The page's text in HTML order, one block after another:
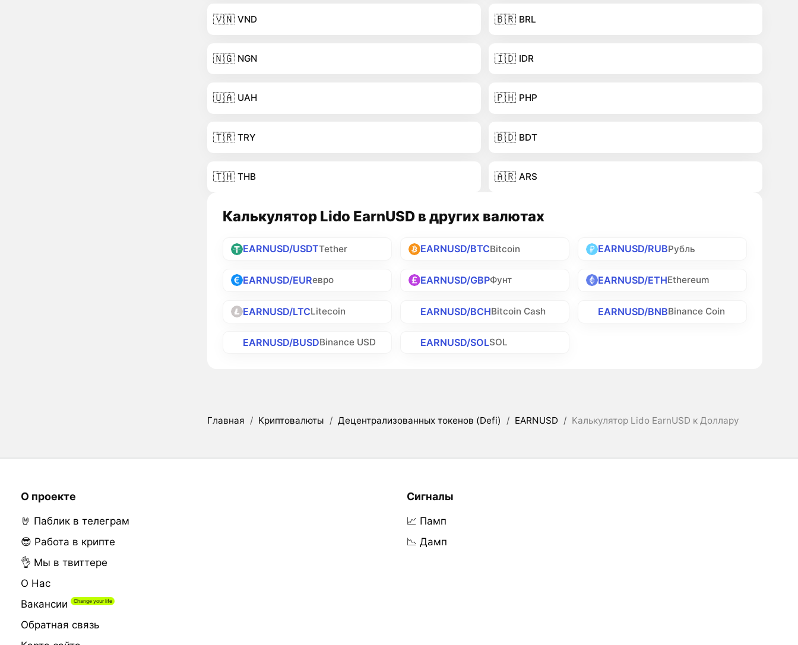
🇻🇳 VND 🇧🇷 BRL
🇳🇬 NGN 🇮🇩 IDR
🇺🇦 UAH 🇵🇭 PHP
🇹🇷 TRY 🇧🇩 BDT
🇹🇭 THB 🇦🇷 ARS
Калькулятор Lido EarnUSD в других валютах
EARNUSD/USDTTether EARNUSD/BTCBitcoin EARNUSD/RUBРубль
EARNUSD/EURевро EARNUSD/GBPФунт EARNUSD/ETHEthereum
EARNUSD/LTCLitecoin EARNUSD/BCHBitcoin Cash EARNUSD/BNBBinance Coin
EARNUSD/BUSDBinance USD EARNUSD/SOLSOL
Главная / Криптовалюты / Децентрализованных токенов (Defi) / EARNUSD / Калькулятор Lido EarnUSD к Доллару
О проекте
🤘 Паблик в телеграм
😎 Работа в крипте
👌 Мы в твиттере
О Нас
Вакансии
Обратная связь
Сигналы
📈 Памп
📉 Дамп